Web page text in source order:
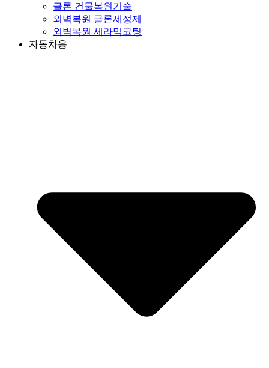
글론 건물복원기술
외벽복원 글론세정제
외벽복원 세라믹코팅
자동차용